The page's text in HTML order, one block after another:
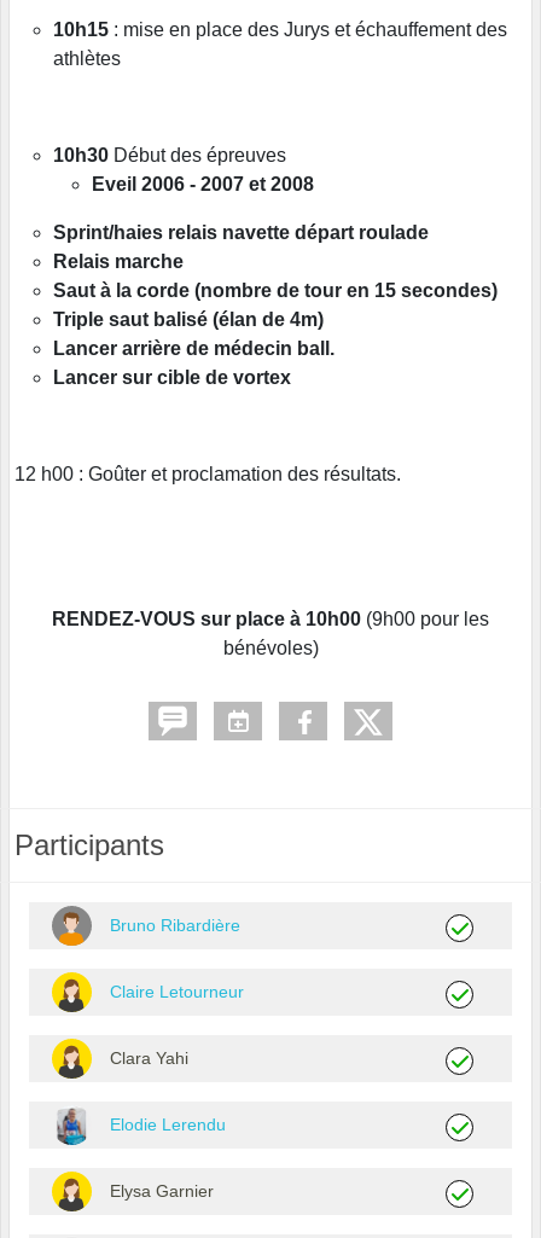
10h15 : mise en place des Jurys et échauffement des
athlètes
10h30 Début des épreuves
Eveil 2006 - 2007 et 2008
Sprint/haies relais navette départ roulade
Relais marche
Saut à la corde (nombre de tour en 15 secondes)
Triple saut balisé (élan de 4m)
Lancer arrière de médecin ball.
Lancer sur cible de vortex
12 h00 : Goûter et proclamation des résultats.
RENDEZ-VOUS sur place à 10h00 (9h00 pour les
bénévoles)
Participants
Bruno Ribardière
Claire Letourneur
Clara Yahi
Elodie Lerendu
Elysa Garnier